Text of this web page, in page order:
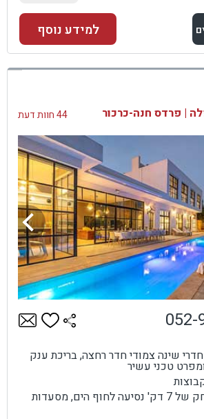
למידע נוסף
| פרדס חנה-כרכור 44 חוות דעת
וילה עם סלון ו-7 חדרי שינה צמודי חדר רחצה, בריכת ענק
מתחם פרטי במרחק של 7 דק' נסיעה לחוף הים, מסעדות
052-